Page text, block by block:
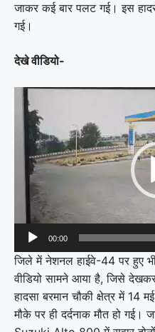
जाकर कई बार पलट गई। इस
गई।
देखे वीडियो-
Player
00:00
जिले में नेशनल हाईवे-44 पर हुए
वीडियो सामने आया है, जिसे
हादसा बरमान चौकी क्षेत्र में 14
मौके पर ही दर्दनाक मौत हो गई।